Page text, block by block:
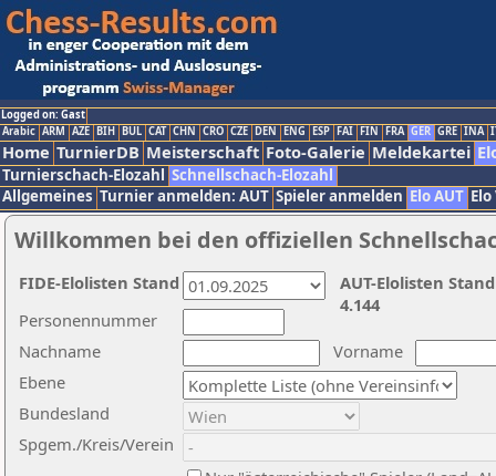
Logged on: Gast
Arabic ARM AZE BIH BUL CAT CHN CRO CZE DEN ENG ESP FAI FIN FRA GER GRE INA
Home TurnierDB Meisterschaft Foto-Galerie Meldekartei
Turnierschach-Elozahl Schnellschach-Elozahl
Allgemeines Turnier anmelden: AUT Spieler anmelden Elo AUT
Willkommen bei den offiziellen
Nachname
Vorname
Ebene
Personennummer
Bundesland
Spgem./Kreis/Verein
AUT-Elolisten
4.144
FIDE-Elolisten Stand